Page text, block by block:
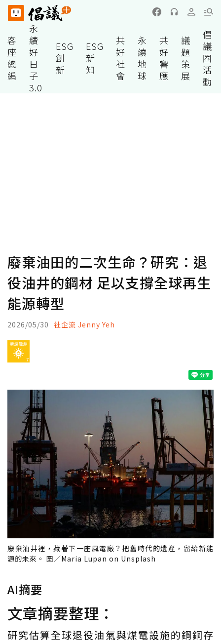
客
座
總
編
永
續
好
日
子
3.0
ESG
創
新
ESG
新
知
共
好
社
會
永
續
地
球
共
好
響
應
議
題
策
展
倡
議
圈
活
動
廢棄油田的二次生命？研究：退
役油井的鋼材 足以支撐全球再生
能源轉型
2026/05/30 社企流 Jenny Yeh
廢棄油井裡，藏著下一座風電廠？把舊時代的遺產，留給新能
源的未來。 圖／Maria Lupan on Unsplash
AI摘要
文章摘要整理：
研究估算全球退役油氣與煤電設施的鋼銅存